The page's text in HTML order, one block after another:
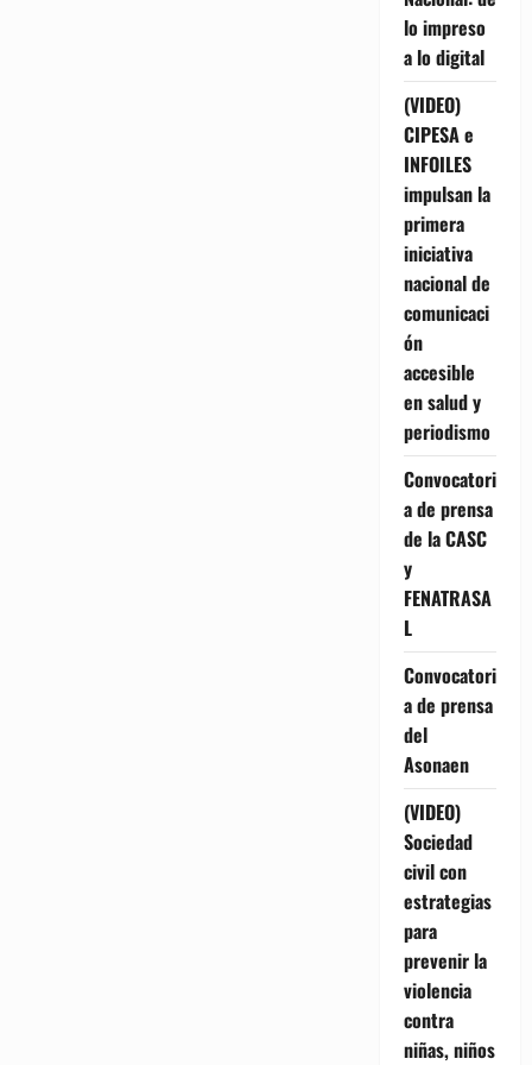
lo impreso
a lo digital
(VIDEO)
CIPESA e
INFOILES
impulsan la
primera
iniciativa
nacional de
comunicaci
ón
accesible
en salud y
periodismo
Convocatori
a de prensa
de la CASC
y
FENATRASA
L
Convocatori
a de prensa
del
Asonaen
(VIDEO)
Sociedad
civil con
estrategias
para
prevenir la
violencia
contra
niñas, niños